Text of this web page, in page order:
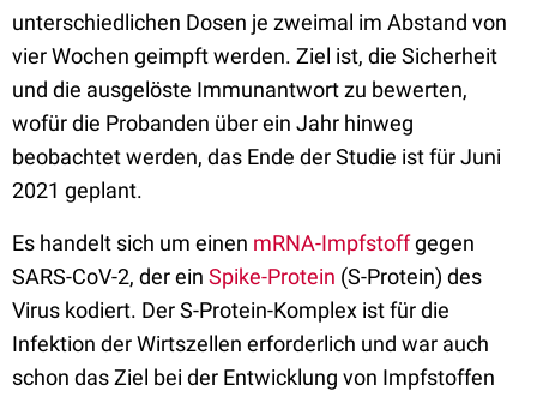
unterschiedlichen Dosen je zweimal im Abstand von
vier Wochen geimpft werden. Ziel ist, die Sicherheit
und die ausgelöste Immunantwort zu bewerten,
wofür die Probanden über ein Jahr hinweg
beobachtet werden, das Ende der Studie ist für Juni
2021 geplant.
Es handelt sich um einen mRNA-Impfstoffgegen
SARS-CoV-2, der ein Spike-Protein (S-Protein) des
Virus kodiert. Der S-Protein-Komplex ist für die
Infektion der Wirtszellen erforderlich und war auch
schon das Ziel bei der Entwicklung von Impfstoffen